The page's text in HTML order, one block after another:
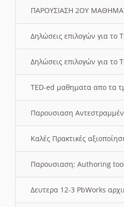
ΠΑΡΟΥΣΙΑΣΗ 2ΟΥ
Δηλώσεις επιλογών για το
Δηλώσεις επιλογών για το
TED-ed μαθηματα απο τα
Παρουσιαση
Καλές Πρακτικές
Παρουσιαση: Authoring
Δευτερα 12-3 PbWorks